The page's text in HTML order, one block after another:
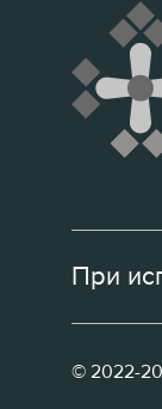
При
© 2022-